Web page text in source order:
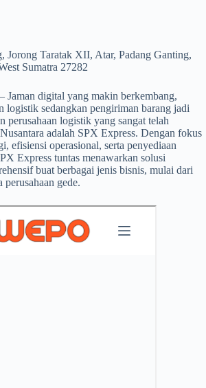
Jorong Taratak XII, Atar, Padang Ganting,
Sumatra 27282
– Jaman digital yang makin berkembang,
logistik sedangkan pengiriman barang jadi
perusahaan logistik yang sangat telah
adalah SPX Express. Dengan fokus
efisiensi operasional, serta penyediaan
Express tuntas menawarkan solusi
buat berbagai jenis bisnis, mulai dari
gede.